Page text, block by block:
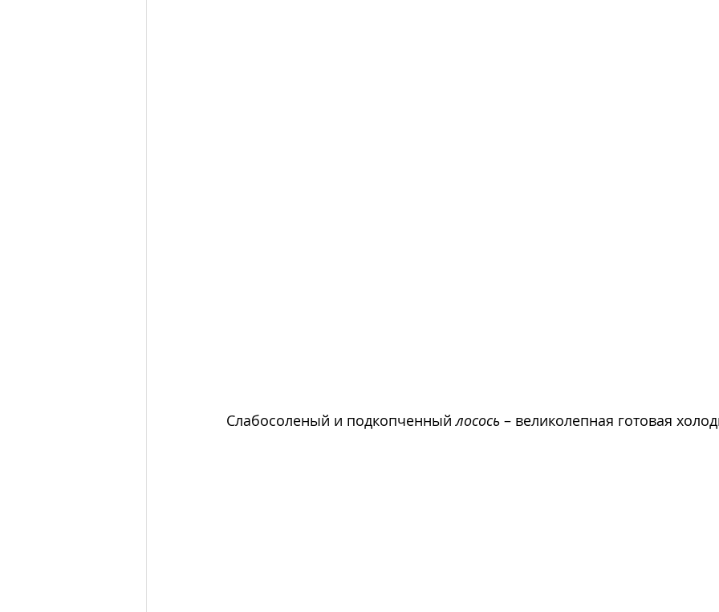
Слабосоленый и подкопченный лосось – великолепная готовая